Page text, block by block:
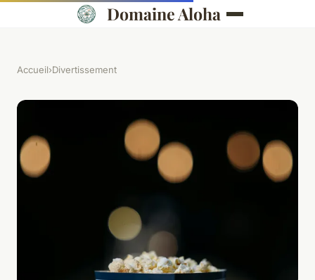
Domaine Aloha
Accueil›Divertissement